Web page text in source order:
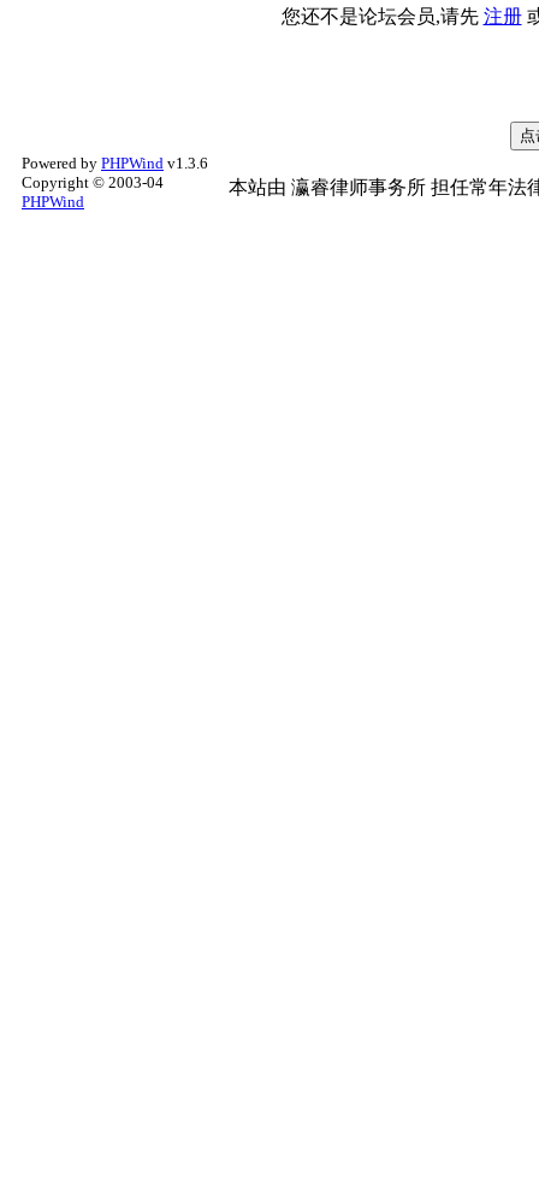
您还不是论坛会员,请先 注册
Powered by PHPWind v1.3.6
Copyright © 2003-04
PHPWind
本站由 瀛睿律师事务所 担任常年法